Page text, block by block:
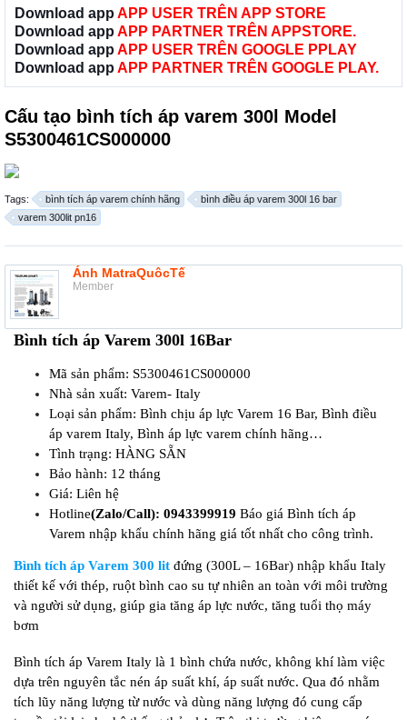
Download app APP USER TRÊN APP STORE
Download app APP PARTNER TRÊN APPSTORE.
Download app APP USER TRÊN GOOGLE PPLAY
Download app APP PARTNER TRÊN GOOGLE PLAY.
Cấu tạo bình tích áp varem 300l Model
S5300461CS000000
Tags: bình tích áp varem chính hãng
bình điều áp varem 300l 16 bar
varem 300lit pn16
Ánh MatraQuôcTế
Member
Bình tích áp Varem 300l 16Bar
Mã sản phẩm: S5300461CS000000
Nhà sản xuất: Varem- Italy
Loại sản phẩm: Bình chịu áp lực Varem 16 Bar, Bình điều
áp varem Italy, Bình áp lực varem chính hãng…
Tình trạng: HÀNG SẴN
Bảo hành: 12 tháng
Giá: Liên hệ
Hotline(Zalo/Call): 0943399919 Báo giá Bình tích áp
Varem nhập khẩu chính hãng giá tốt nhất cho công trình.
Bình tích áp Varem 300 lit đứng (300L – 16Bar) nhập khẩu Italy
thiết kế với thép, ruột bình cao su tự nhiên an toàn với môi trường
và người sử dụng, giúp gia tăng áp lực nước, tăng tuổi thọ máy
bơm
Bình tích áp Varem Italy là 1 bình chứa nước, không khí làm việc
dựa trên nguyên tắc nén áp suất khí, áp suất nước. Qua đó nhằm
tích lũy năng lượng từ nước và dùng năng lượng đó cung cấp